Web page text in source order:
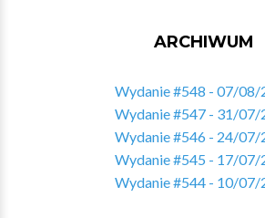
ARCHIWUM
Wydanie #548 - 07/08/
Wydanie #547 - 31/07/
Wydanie #546 - 24/07/
Wydanie #545 - 17/07/
Wydanie #544 - 10/07/